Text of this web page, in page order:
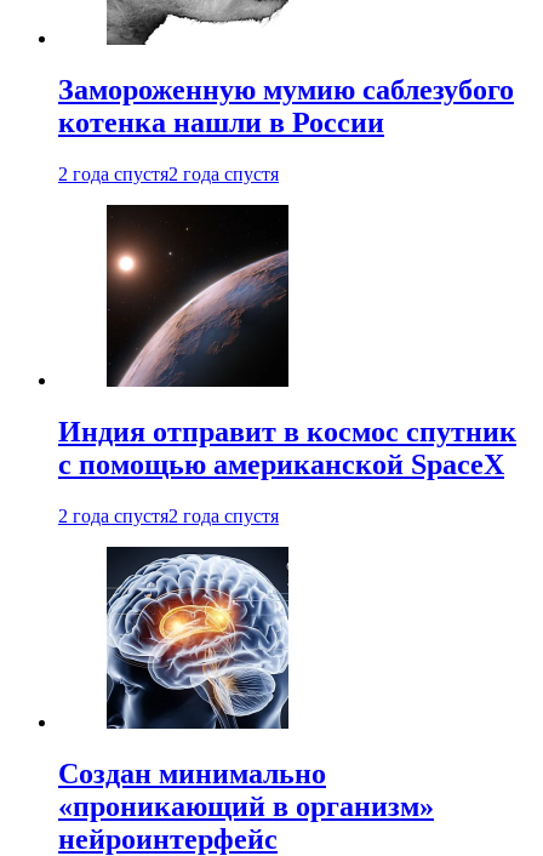
Замороженную мумию саблезубого
котенка нашли в России
2 года спустя2 года спустя
Индия отправит в космос спутник
с помощью американской SpaceX
2 года спустя2 года спустя
Создан минимально
«проникающий в организм»
нейроинтерфейс